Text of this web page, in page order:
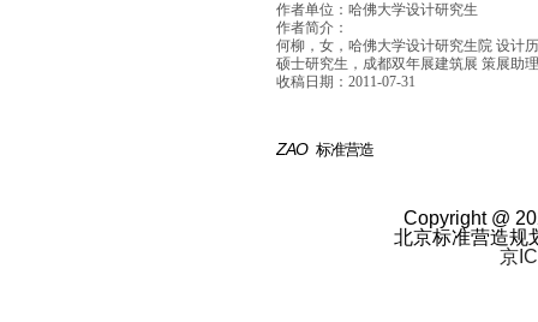
作者单位：哈佛大学设计研究生
作者简介：
何柳，女，哈佛大学设计研究生院 设计
硕士研究生，成都双年展建筑展 策展助理
收稿日期：2011-07-31
ZAO 标准营造
Copyright @
北京标准营造规
京